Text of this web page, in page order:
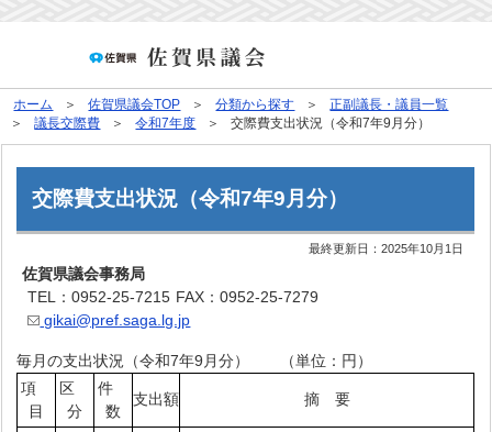
ホーム 佐賀県議会TOP 分類から探す
正副議長・議員一覧
議長交際費
令和7年度 交際費支出状況（令和7年9月分）
交際費支出状況（令和7年9月分）
最終更新日：2025年10月1日
佐賀県議会事務局
TEL：0952-25-7215 FAX：0952-25-7279
gikai@pref.saga.lg.jp
毎月の支出状況（令和7年9月分） （単位：円）
項
目
区
分
件
数
支出額 摘 要